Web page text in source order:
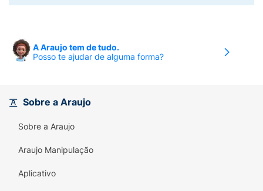
A Araujo tem de tudo.
Posso te ajudar de alguma forma?
Sobre a Araujo
Sobre a Araujo
Araujo Manipulação
Aplicativo